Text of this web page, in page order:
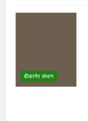
बीकानेर संभाग